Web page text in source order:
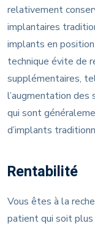
relativement
implantaires
implants en
technique évite de
supplémentaires,
l’augmentation
qui sont
d’implants
Rentabilité
Vous êtes à la
patient qui soit plus